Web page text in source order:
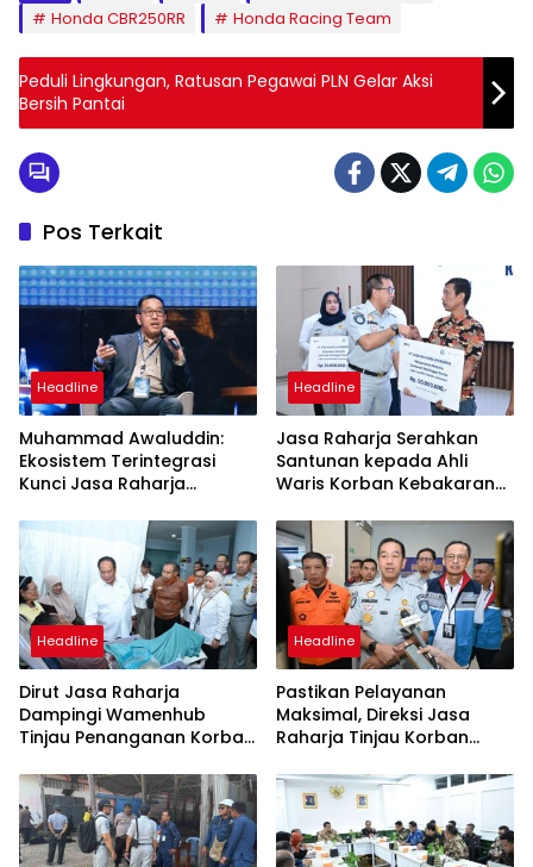
Honda CBR250RR Honda Racing Team
Peduli Lingkungan, Ratusan Pegawai PLN Gelar Aksi
Bersih Pantai
Pos Terkait
Headline
Muhammad Awaluddin:
Ekosistem Terintegrasi
Kunci Jasa Raharja
Maksimal Kepada
Masyarakat
Headline
Jasa Raharja Serahkan
Santunan kepada Ahli
Waris Korban Kebakaran
Headline
Dirut Jasa Raharja
Dampingi Wamenhub
Tinjau Penanganan Korban
PHC Surabaya
Headline
Pastikan Pelayanan
Maksimal, Direksi Jasa
Raharja Tinjau Korban
Sentosa II